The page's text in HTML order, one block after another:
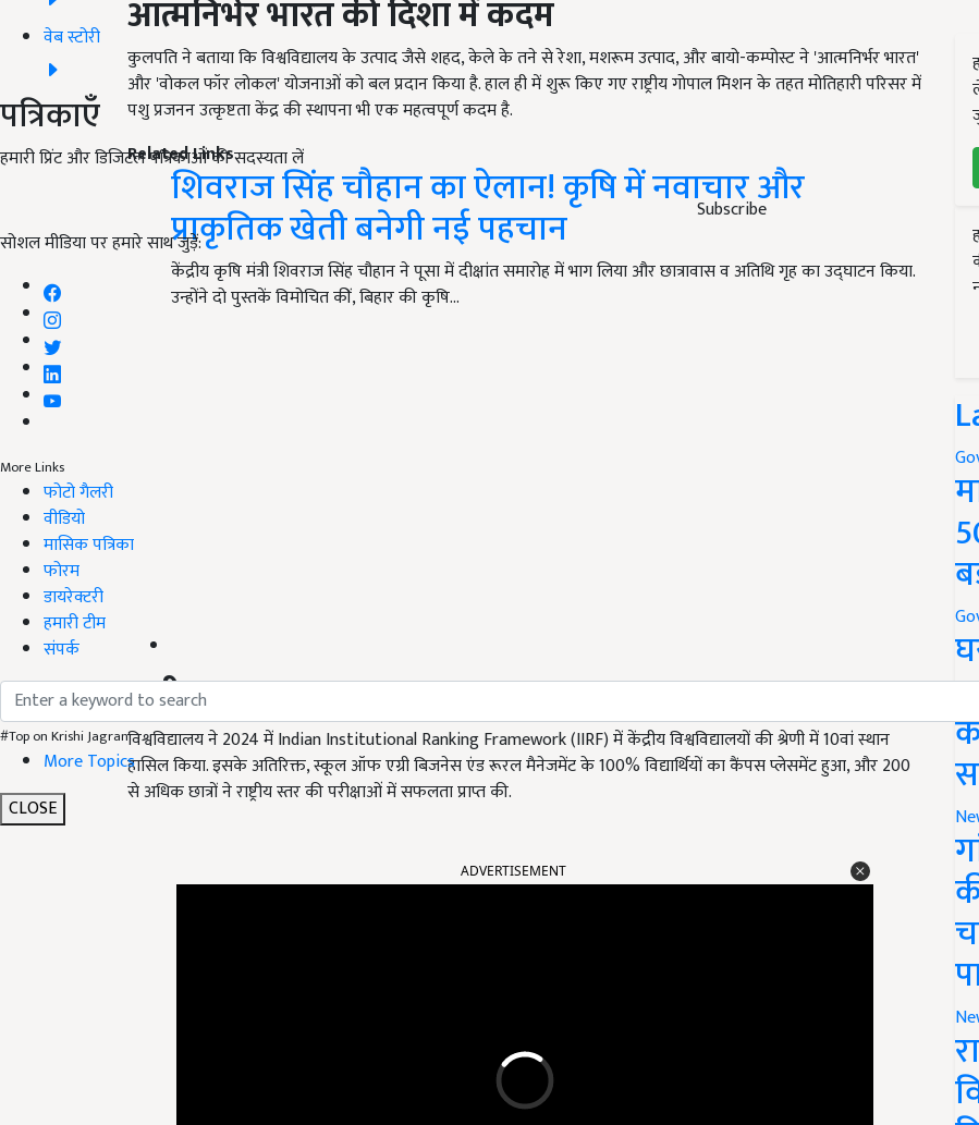
वेब स्टोरी
पत्रिकाएँ
हमारी प्रिंट और डिजिटल पत्रिकाओं की सदस्यता लें
Subscribe
सोशल मीडिया पर हमारे साथ जुड़ें:
More Links
फोटो गैलरी
वीडियो
मासिक पत्रिका
फोरम
डायरेक्टरी
हमारी टीम
संपर्क
#Top on Krishi Jagran
More Topics
CLOSE
आत्मनिर्भर भारत की दिशा में कदम
कुलपति ने बताया कि विश्वविद्यालय के उत्पाद जैसे शहद, केले के तने से रेशा, मशरूम उत्पाद, और बायो-कम्पोस्ट ने 'आत्मनिर्भर भारत'
और 'वोकल फॉर लोकल' योजनाओं को बल प्रदान किया है. हाल ही में शुरू किए गए राष्ट्रीय गोपाल मिशन के तहत मोतिहारी परिसर में
पशु प्रजनन उत्कृष्टता केंद्र की स्थापना भी एक महत्वपूर्ण कदम है.
Related Links
शिवराज सिंह चौहान का ऐलान! कृषि में नवाचार और
प्राकृतिक खेती बनेगी नई पहचान
केंद्रीय कृषि मंत्री शिवराज सिंह चौहान ने पूसा में दीक्षांत समारोह में भाग लिया और छात्रावास व अतिथि गृह का उद्घाटन किया.
उन्होंने दो पुस्तकें विमोचित कीं, बिहार की कृषि…
राष्ट्रीय स्तर पर मान्यता
विश्वविद्यालय ने 2024 में Indian Institutional Ranking Framework (IIRF) में केंद्रीय विश्वविद्यालयों की श्रेणी में 10वां स्थान
हासिल किया. इसके अतिरिक्त, स्कूल ऑफ एग्री बिजनेस एंड रूरल मैनेजमेंट के 100% विद्यार्थियों का कैंपस प्लेसमेंट हुआ, और 200
से अधिक छात्रों ने राष्ट्रीय स्तर की परीक्षाओं में सफलता प्राप्त की.
ADVERTISEMENT